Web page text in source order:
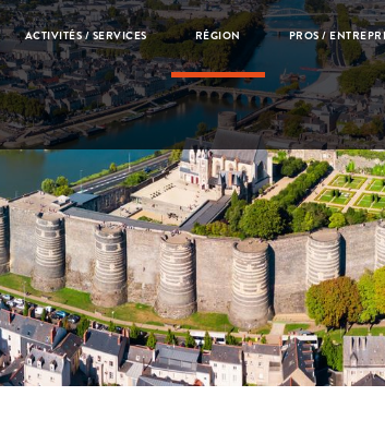
ACTIVITÉS / SERVICES RÉGION PROS /